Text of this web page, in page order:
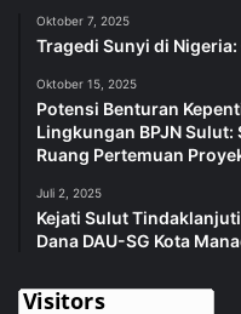
Oktober 7, 2025
Tragedi Sunyi di
Oktober 15, 2025
Potensi Benturan
Lingkungan BPJN
Ruang Pertemuan
Juli 2, 2025
Kejati Sulut
Dana DAU-SG Kota